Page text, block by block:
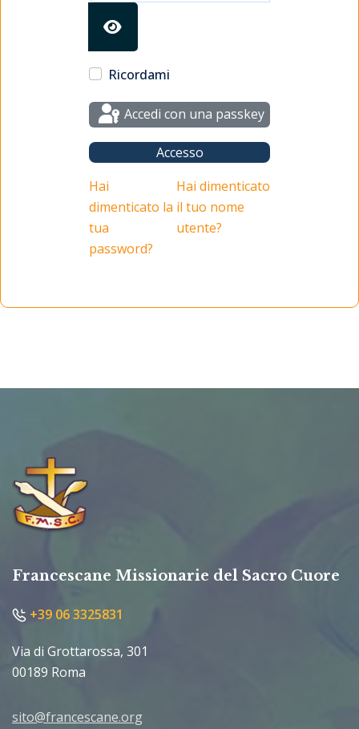
Mostra password
Ricordami
Accedi con una passkey
Accesso
Hai
dimenticato la
tua
password?
Hai dimenticato
il tuo nome
utente?
Francescane Missionarie del Sacro Cuore
+39 06 3325831
Via di Grottarossa, 301
00189 Roma
sito@francescane.org